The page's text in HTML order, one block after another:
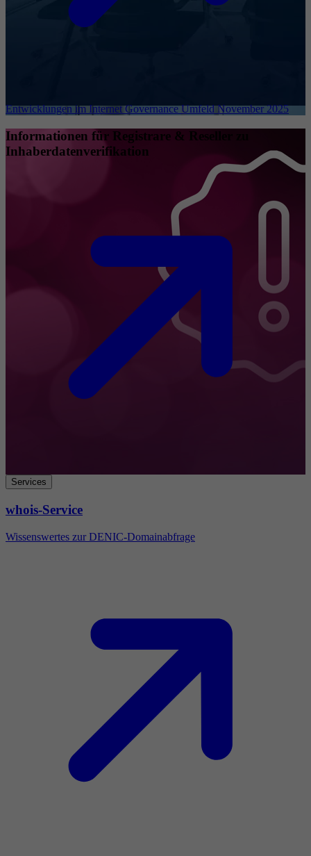
Entwicklungen im Internet Governance Umfeld November 2025
Informationen für Registrare & Reseller zu
Inhaberdatenverifikation
Services
whois-Service
Wissenswertes zur DENIC-Domainabfrage